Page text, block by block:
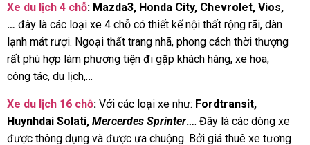
Xe du lịch 4 chỗ: Mazda3, Honda City, Chevrolet, Vios,
… đây là các loại xe 4 chỗ có thiết kế nội thất rộng rãi, dàn
lạnh mát rượi. Ngoại thất trang nhã, phong cách thời thượng
rất phù hợp làm phương tiện đi gặp khách hàng, xe hoa,
công tác, du lịch,…
Xe du lịch 16 chỗ: Với các loại xe như: Fordtransit,
Huynhdai Solati, Mercerdes Sprinter…. Đây là các dòng xe
được thông dụng và được ưa chuộng. Bởi giá thuê xe tương